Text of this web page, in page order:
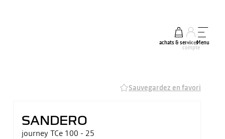
achats & services
mon
compte
Menu
Sauvegardez en favori
SANDERO
journey TCe 100 - 25